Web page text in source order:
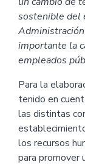
sostenible del
importante la
empleados
Para la
tenido en
las distintas
los recursos
para promover